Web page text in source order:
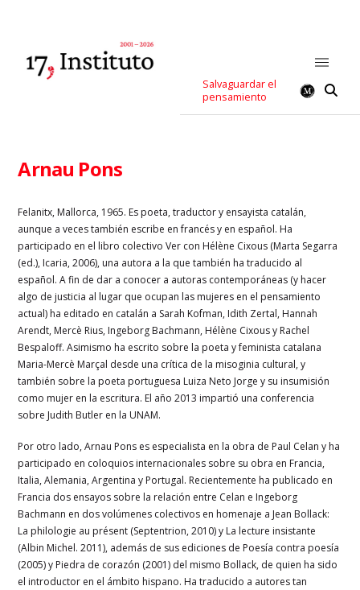
Salvaguardar el
pensamiento
Arnau Pons
Felanitx, Mallorca, 1965. Es poeta, traductor y ensayista catalán,
aunque a veces también escribe en francés y en español. Ha
participado en el libro colectivo Ver con Hélène Cixous (Marta Segarra
(ed.), Icaria, 2006), una autora a la que también ha traducido al
español. A fin de dar a conocer a autoras contemporáneas (y hacer
algo de justicia al lugar que ocupan las mujeres en el pensamiento
actual) ha editado en catalán a Sarah Kofman, Idith Zertal, Hannah
Arendt, Mercè Rius, Ingeborg Bachmann, Hélène Cixous y Rachel
Bespaloff. Asimismo ha escrito sobre la poeta y feminista catalana
Maria-Mercè Marçal desde una crítica de la misoginia cultural, y
también sobre la poeta portuguesa Luiza Neto Jorge y su insumisión
como mujer en la escritura. El año 2013 impartió una conferencia
sobre Judith Butler en la UNAM.
Por otro lado, Arnau Pons es especialista en la obra de Paul Celan y ha
participado en coloquios internacionales sobre su obra en Francia,
Italia, Alemania, Argentina y Portugal. Recientemente ha publicado en
Francia dos ensayos sobre la relación entre Celan e Ingeborg
Bachmann en dos volúmenes colectivos en homenaje a Jean Bollack:
La philologie au présent (Septentrion, 2010) y La lecture insistante
(Albin Michel. 2011), además de sus ediciones de Poesía contra poesía
(2005) y Piedra de corazón (2001) del mismo Bollack, de quien ha sido
el introductor en el ámbito hispano. Ha traducido a autores tan